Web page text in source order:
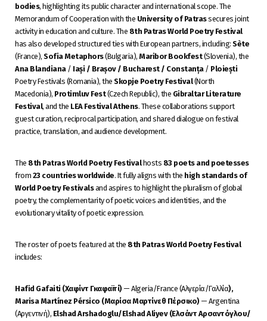
bodies, highlighting its public character and international scope. The
Memorandum of Cooperation with the University of Patrassecures joint
activity in education and culture. The 8th Patras World Poetry Festival
has also developed structured ties with European partners, including: Sète
(France), Sofia Metaphors(Bulgaria), Maribor Bookfest(Slovenia), the
Ana Blandiana/ Iași / Brașov / Bucharest / Constanța/ Ploiești
Poetry Festivals (Romania), the Skopje Poetry Festival(North
Macedonia), Protimluv Fest(Czech Republic), the Gibraltar Literature
Festival, and the LEA Festival Athens. These collaborations support
guest curation, reciprocal participation, and shared dialogue on festival
practice, translation, and audience development.
The 8th Patras World Poetry Festivalhosts 83 poets and poetesses
from 23 countries worldwide. It fully aligns with the high standards of
World Poetry Festivalsand aspires to highlight the pluralism of global
poetry, the complementarity of poetic voices and identities, and the
evolutionary vitality of poetic expression.
The roster of poets featured at the 8th Patras World Poetry Festival
includes:
Hafid Gafaiti (Χαφίντ Γκαφαϊτί) — Algeria/France (Αλγερία/Γαλλία),
Marisa Martínez Pérsico (Μαρίσα Μαρτίνεθ Πέρσικο) — Argentina
(Αργεντινή), Elshad Arshadoglu/Elshad Aliyev (Ελσάντ Αρσαντόγλου/